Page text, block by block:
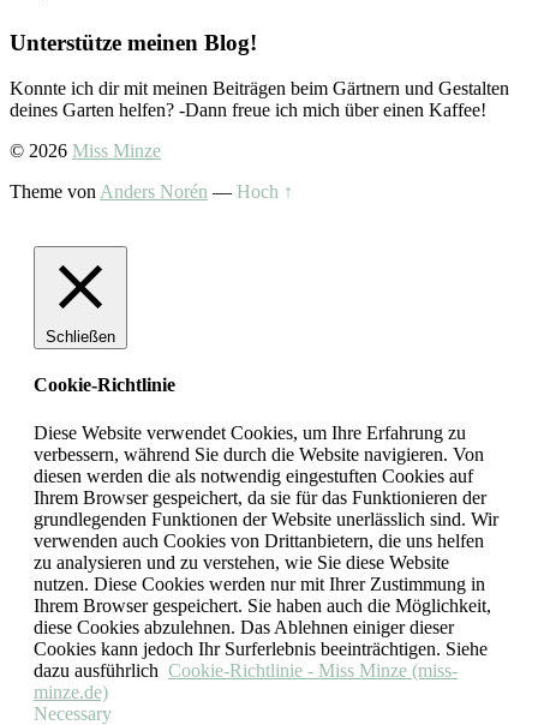
Unterstütze meinen Blog!
Konnte ich dir mit meinen Beiträgen beim Gärtnern und Gestalten
deines Garten helfen? -Dann freue ich mich über einen Kaffee!
© 2026 Miss Minze
Theme von Anders Norén — Hoch ↑
Schließen
Cookie-Richtlinie
Diese Website verwendet Cookies, um Ihre Erfahrung zu
verbessern, während Sie durch die Website navigieren. Von
diesen werden die als notwendig eingestuften Cookies auf
Ihrem Browser gespeichert, da sie für das Funktionieren der
grundlegenden Funktionen der Website unerlässlich sind. Wir
verwenden auch Cookies von Drittanbietern, die uns helfen
zu analysieren und zu verstehen, wie Sie diese Website
nutzen. Diese Cookies werden nur mit Ihrer Zustimmung in
Ihrem Browser gespeichert. Sie haben auch die Möglichkeit,
diese Cookies abzulehnen. Das Ablehnen einiger dieser
Cookies kann jedoch Ihr Surferlebnis beeinträchtigen. Siehe
dazu ausführlich Cookie-Richtlinie - Miss Minze (miss-
minze.de)
Necessary